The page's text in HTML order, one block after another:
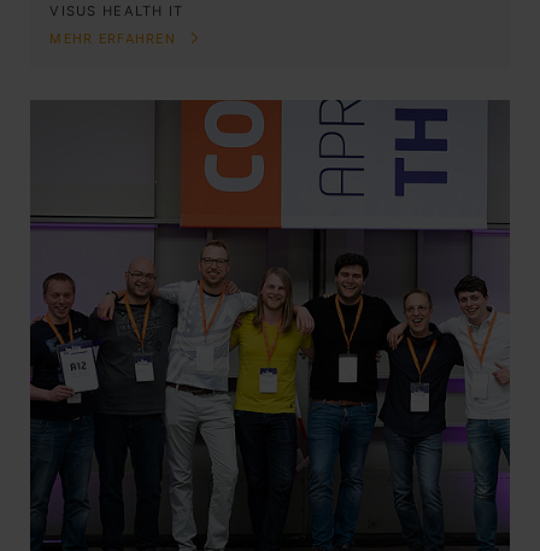
VISUS HEALTH IT
MEHR ERFAHREN